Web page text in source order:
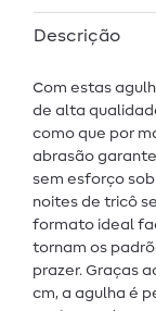
Descrição
Com estas
de alta
como que por
abrasão
sem esforço
noites de tricô
formato ideal
tornam os
prazer. Graças
cm, a agulha é